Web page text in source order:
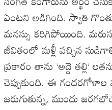
ఏంటని అడిగింది. స్వాతి
మనస్సు కరిగిపోయింది.
జీవితంలో మళ్లీవచ్చిన
ప్రకారం తాను ‘అద్దెతల్లి‘
చెప్పుకుంది. ఈ గందరగోళాల
జరుగుతున్న, ముందు